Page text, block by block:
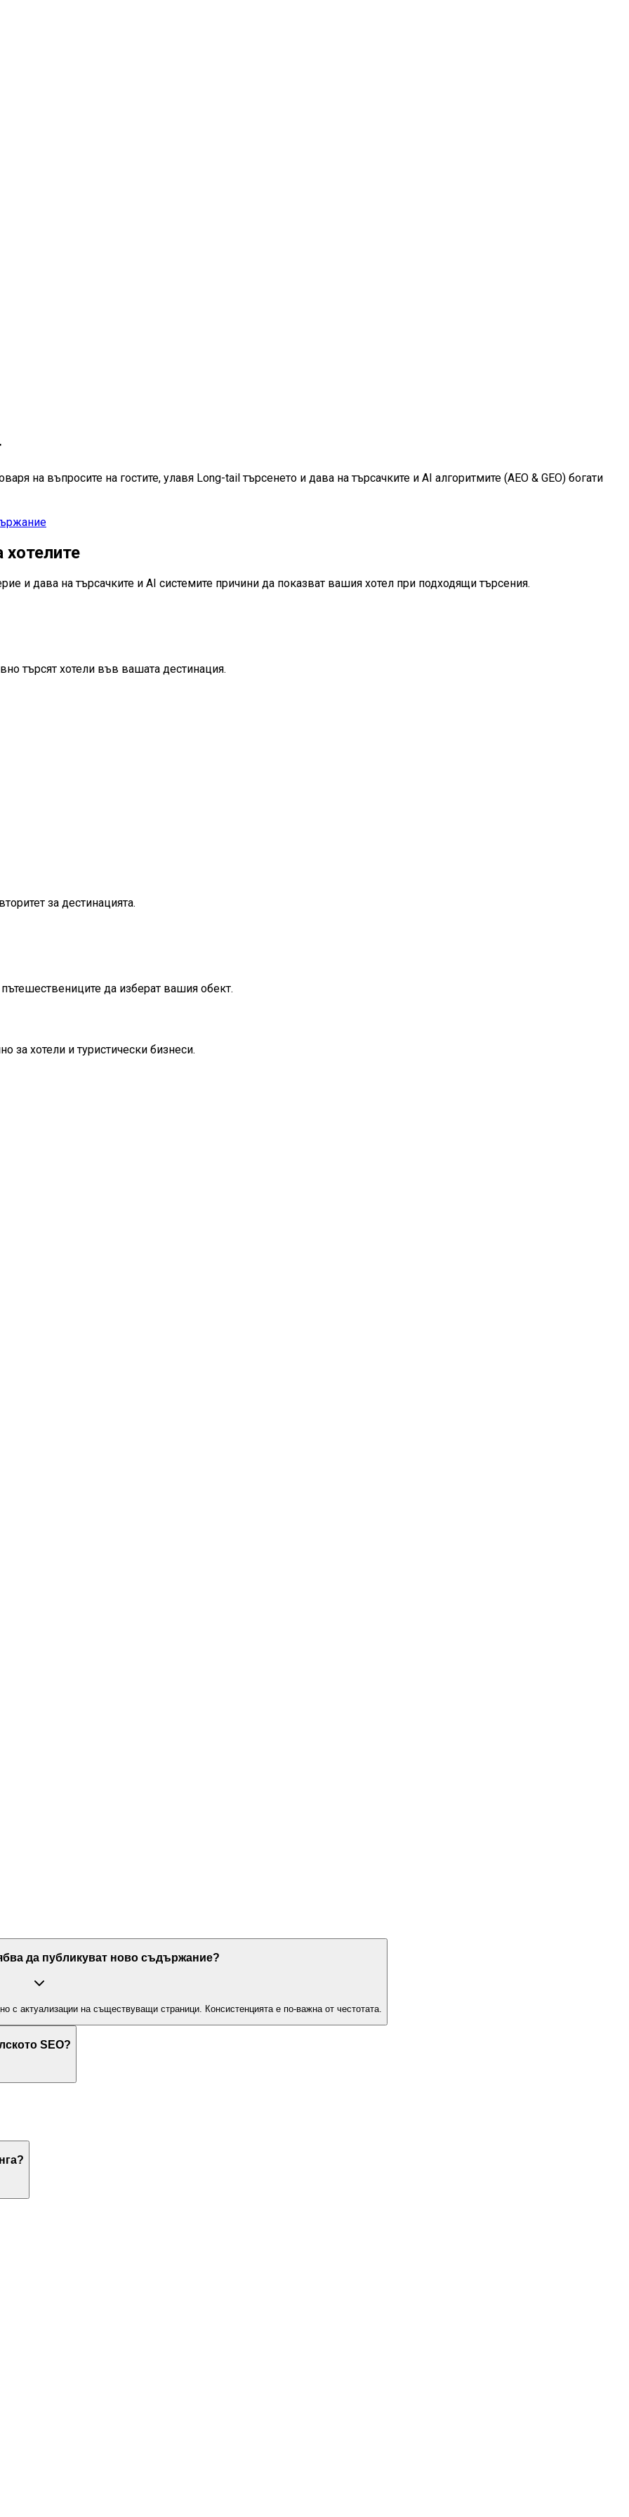
на въпросите на гостите, улавя Long-tail търсенето и дава на търсачките и AI алгоритмите (AEO & GEO) богати
хотелите
и дава на търсачките и AI системите причини да показват вашия хотел при подходящи търсения.
търсят хотели във вашата дестинация.
за дестинацията.
да изберат вашия обект.
за хотели и туристически бизнеси.
да публикуват ново съдържание?
с актуализации на съществуващи страници. Консистенцията е по-важна от честотата.
SEO?